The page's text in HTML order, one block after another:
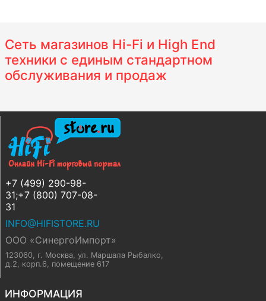
Сеть магазинов Hi-Fi и High End
техники с единым стандартном
обслуживания и продаж
+7 (499) 290-98-
31;+7 (800) 707-08-
31
INFO@HIFISTORE.RU
ООО «СинергоИмпорт»
123060, г. Москва, ул. Маршала Рыбалко,
д.2, корп.6, помещение 617
ИНФОРМАЦИЯ